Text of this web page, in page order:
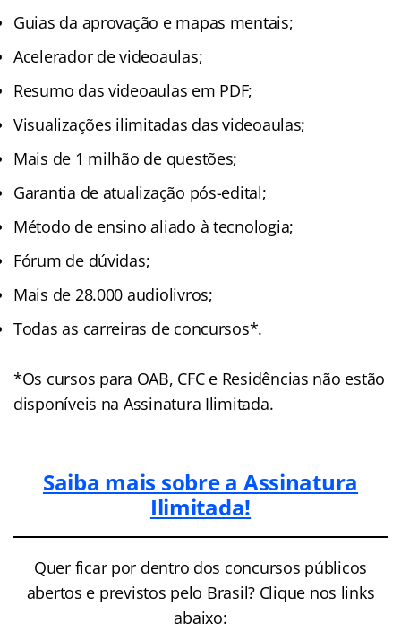
Guias da aprovação e mapas mentais;
Acelerador de videoaulas;
Resumo das videoaulas em PDF;
Visualizações ilimitadas das videoaulas;
Mais de 1 milhão de questões;
Garantia de atualização pós-edital;
Método de ensino aliado à tecnologia;
Fórum de dúvidas;
Mais de 28.000 audiolivros;
Todas as carreiras de concursos*.
*Os cursos para OAB, CFC e Residências não estão
disponíveis na Assinatura Ilimitada.
Saiba mais sobre a Assinatura
Ilimitada!
Quer ficar por dentro dos concursos públicos
abertos e previstos pelo Brasil? Clique nos links
abaixo: